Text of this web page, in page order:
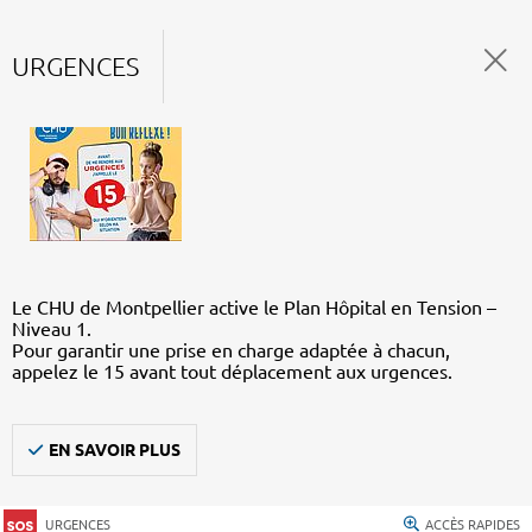
URGENCES
Le CHU de Montpellier active le Plan Hôpital en Tension –
Niveau 1.
Pour garantir une prise en charge adaptée à chacun,
appelez le 15 avant tout déplacement aux urgences.
EN SAVOIR PLUS
URGENCES ACCÈS RAPIDES